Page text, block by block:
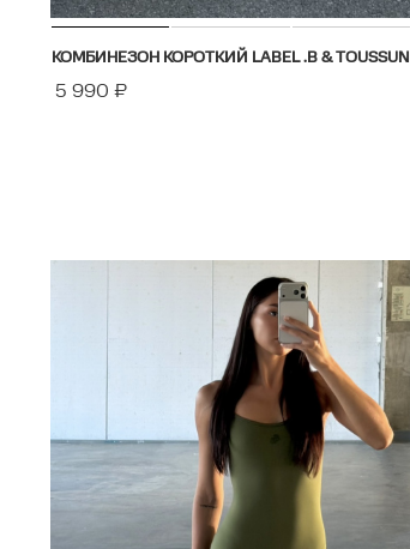
КОМБИНЕЗОН КОРОТКИЙ LABEL .B & TOUSSUN
5 990 ₽